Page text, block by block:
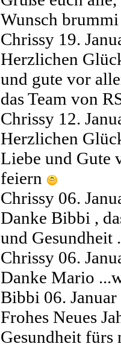
Wunsch
Chrissy 19.
Herzlichen
und gute vor
das Team von
Chrissy 12.
Herzlichen
Liebe und Gute
feiern
Chrissy 06.
Danke Bibbi ,
und Gesundheit
Chrissy 06.
Danke Mario
Bibbi 06.
Frohes Neues
Gesundheit fürs